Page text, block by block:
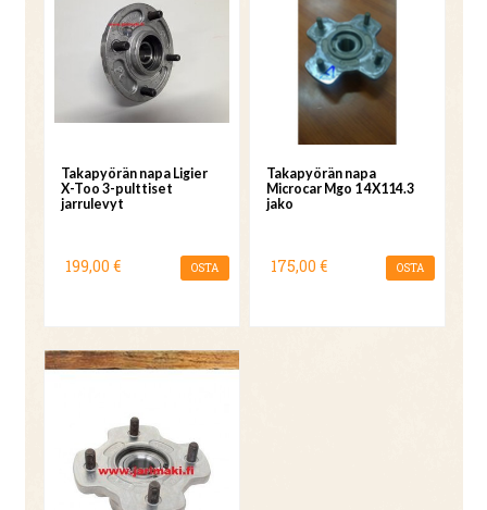
Takapyörän napa Ligier
X-Too 3-pulttiset
jarrulevyt
199,00 € OSTA
Takapyörän napa
Microcar Mgo 1 4X114.3
jako
175,00 € OSTA